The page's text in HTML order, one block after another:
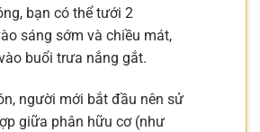
bạn có thể tưới 2
sáng sớm và chiều mát,
buổi trưa nắng gắt.
người mới bắt đầu nên sử
giữa phân hữu cơ (như